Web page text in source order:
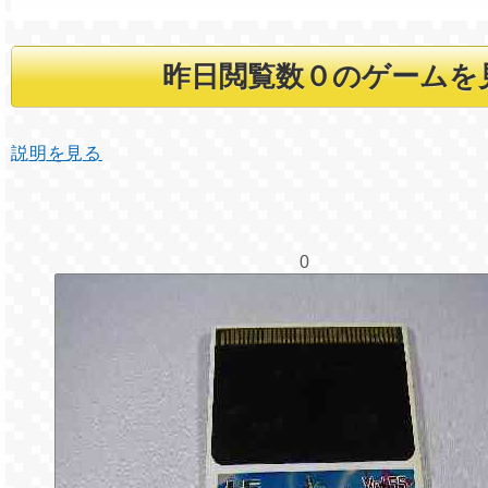
説明を見る
0